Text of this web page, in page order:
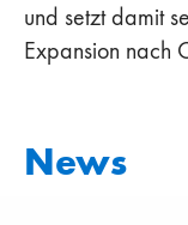
und setzt damit
Expansion nach
News